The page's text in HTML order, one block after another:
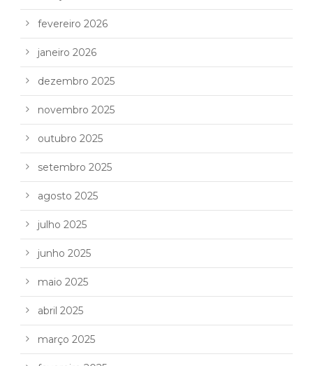
fevereiro 2026
janeiro 2026
dezembro 2025
novembro 2025
outubro 2025
setembro 2025
agosto 2025
julho 2025
junho 2025
maio 2025
abril 2025
março 2025